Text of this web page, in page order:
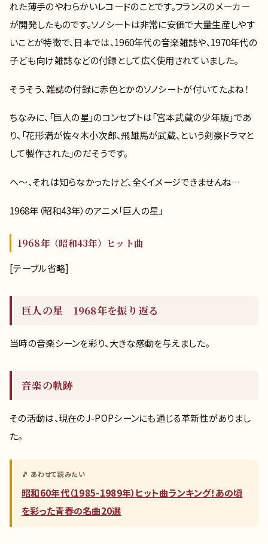
れた薄手のやわらかいレコードのことです。フランスのメーカー
が開発したものです。ソノシートは非常に安価で大量生産しやす
いことが特徴で、日本では、1960年代の音楽雑誌や、1970年代の
子ども向け雑誌などの付録として広く使用されていました。
そうそう、雑誌の付録に赤色とかのソノシートが付いてたよね！
ちなみに、「巨人の星」のコンセプトは「宮本武蔵の少年版」であ
り、「花形満が佐々木小次郎、飛雄馬が武蔵、という剣豪ドラマと
して製作された」のだそうです。
へ～、それは知らなかったけど、全くイメージできませんね…
1968年（昭和43年）のアニメ「巨人の星」
1968年（昭和43年）ヒット曲
[テーブル省略]
巨人の星 1968年を振り返る
当時の音楽シーンを彩り、大きな感動を与えました。
音楽の軌跡
その活動は、現在のJ-POPシーンにも通じる革新性がありまし
た。
🎵 あわせて読みたい
昭和60年代（1985-1989年）ヒット曲ランキング！あの頃
を彩った青春の名曲20選